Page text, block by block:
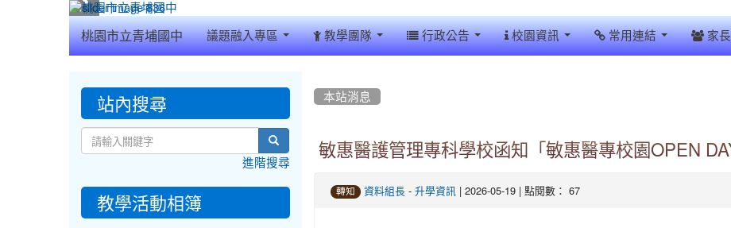
桃園市立青埔國中 議題融入專區 教學團隊 行政公告 校園資訊 常用連結 家
本站消息
敏惠醫護管理專科學校函知「敏惠醫專校園OPEN
轉知 資料組長- 升學資訊| 2026-05-19 | 點閱數： 67
::: 站內搜尋
search
進階搜尋
教學活動相簿